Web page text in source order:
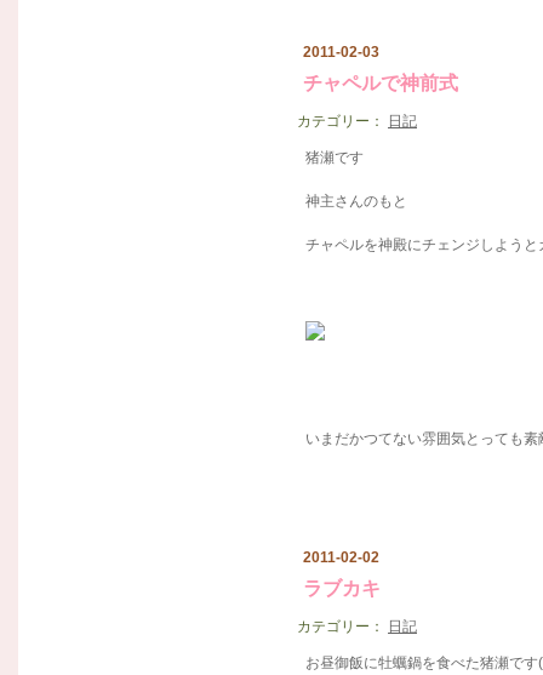
2011-02-03
チャペルで神前式
カテゴリー： 日記
猪瀬です
神主さんのもと
チャペルを神殿にチェンジしよう
いまだかつてない雰囲気とっても
2011-02-02
ラブカキ
カテゴリー： 日記
お昼御飯に牡蠣鍋を食べた猪瀬です